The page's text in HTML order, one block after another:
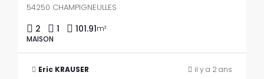
54250 CHAMPIGNEULLES
2 1 101.91m²
MAISON
Eric KRAUSER il y a 2 ans